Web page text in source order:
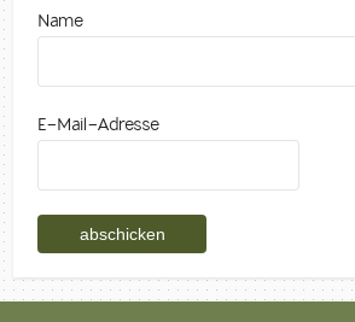
Name
E-Mail-Adresse